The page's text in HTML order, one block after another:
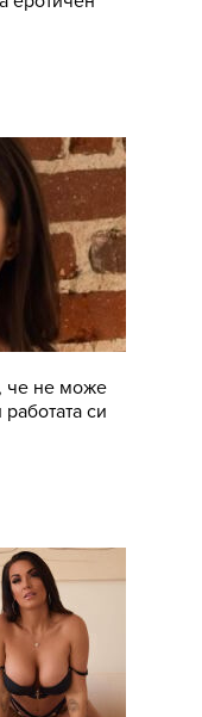
че не може
си